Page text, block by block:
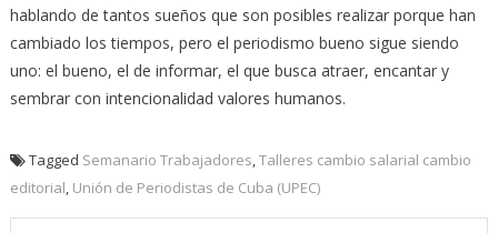
hablando de tantos sueños que son posibles realizar porque han
cambiado los tiempos, pero el periodismo bueno sigue siendo
uno: el bueno, el de informar, el que busca atraer, encantar y
sembrar con intencionalidad valores humanos.
Tagged Semanario Trabajadores,Talleres cambio salarial cambio
editorial, Unión de Periodistas de Cuba (UPEC)